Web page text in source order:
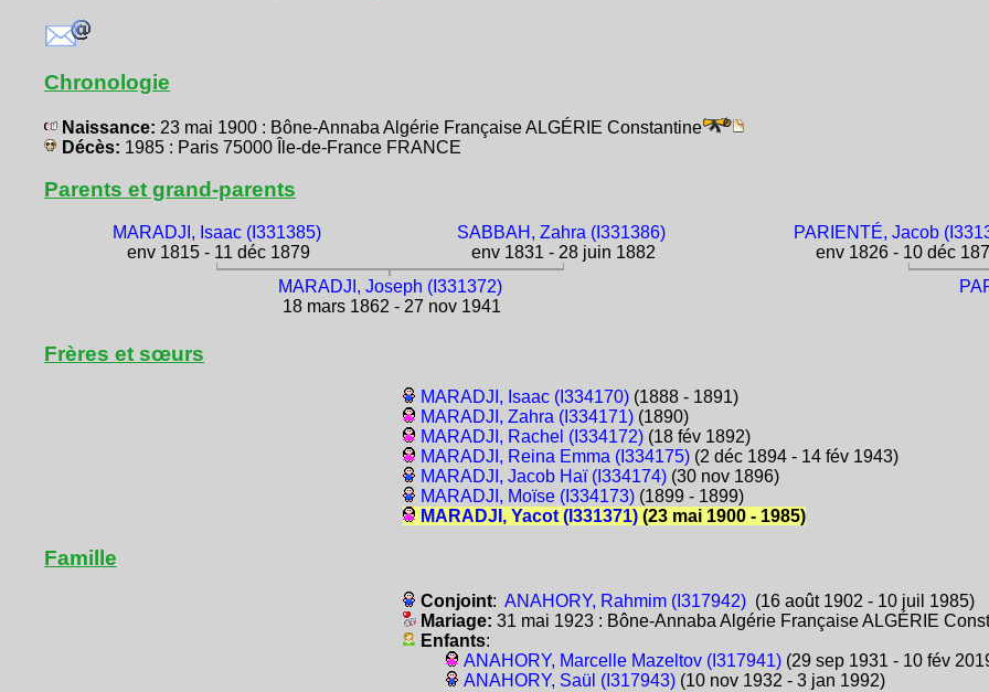
Chronologie
Naissance: 23 mai 1900 : Bône-Annaba Algérie Française ALGÉRIE Constantine
Décès: 1985 : Paris 75000 Île-de-France FRANCE
Parents et grand-parents
MARADJI, Isaac (I331385)
env 1815 - 11 déc 1879
SABBAH, Zahra (I331386)
env 1831 - 28 juin 1882
PARIENTÉ, Jacob
env 1826 - 10 déc
MARADJI, Joseph (I331372)
18 mars 1862 - 27 nov 1941
Frères et sœurs
MARADJI, Isaac (I334170) (1888 - 1891)
MARADJI, Zahra (I334171) (1890)
MARADJI, Rachel (I334172) (18 fév 1892)
MARADJI, Reina Emma (I334175) (2 déc 1894 - 14 fév 1943)
MARADJI, Jacob Haï (I334174) (30 nov 1896)
MARADJI, Moïse (I334173) (1899 - 1899)
MARADJI, Yacot (I331371) (23 mai 1900 - 1985)
Famille
Conjoint:ANAHORY, Rahmim (I317942) (16 août 1902 - 10 juil 1985)
Mariage:31 mai 1923 : Bône-Annaba Algérie Française ALGÉRIE
Enfants:
ANAHORY, Marcelle Mazeltov (I317941) (29 sep 1931 - 10 fév
ANAHORY, Saül (I317943) (10 nov 1932 - 3 jan 1992)